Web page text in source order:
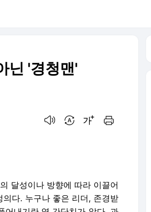
닌 '경청맨'
달성이나 방향에 따라 이끌어
다. 누구나 좋은 리더, 존경받